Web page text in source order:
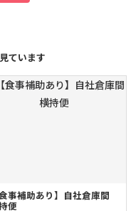
ています
食事補助あり】自社倉庫間
便